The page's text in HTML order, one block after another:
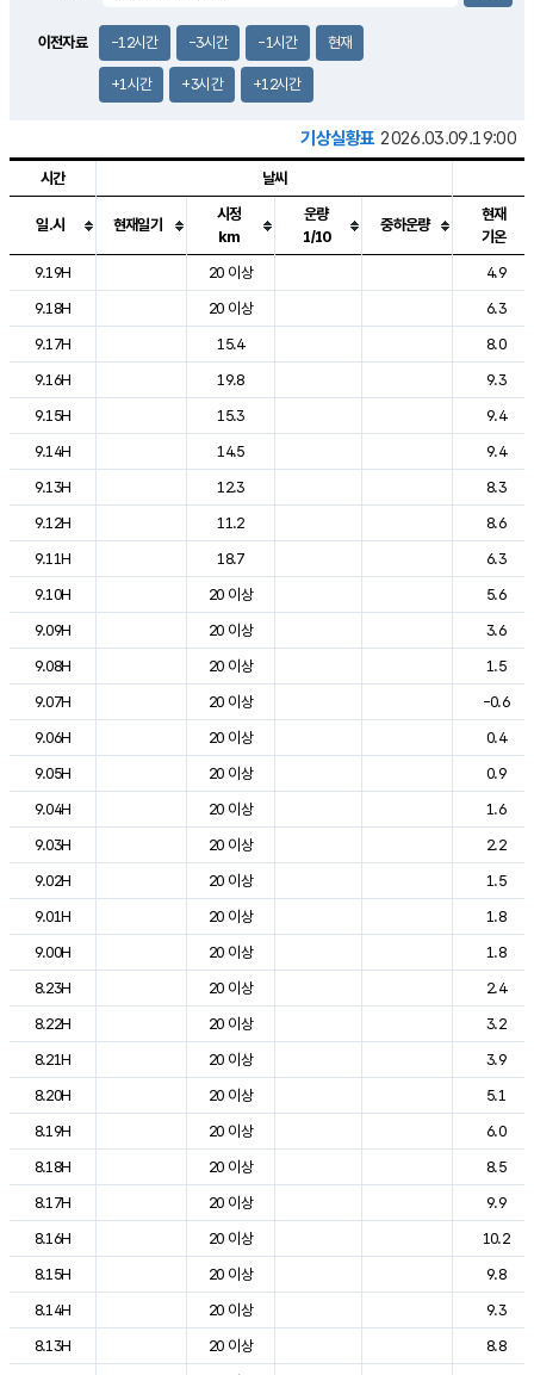
이전자료 -12시간 -3시간 -1시간 현재
+1시간 +3시간 +12시간
기상실황표 2026.03.09.19:00
도시별 기상실황표로 지점, 날씨, 기온, 강수, 바람, 기압등을 안내한 표입
시간 날씨
일.시 현재일기
시정
km
운량
1/10
중하운량
현재
기온
9.19H
20 이상
4.9
9.18H
20 이상
6.3
9.17H
15.4
8.0
9.16H
19.8
9.3
9.15H
15.3
9.4
9.14H
14.5
9.4
9.13H
12.3
8.3
9.12H
11.2
8.6
9.11H
18.7
6.3
9.10H
20 이상
5.6
9.09H
20 이상
3.6
9.08H
20 이상
1.5
9.07H
20 이상
-0.6
9.06H
20 이상
0.4
9.05H
20 이상
0.9
9.04H
20 이상
1.6
9.03H
20 이상
2.2
9.02H
20 이상
1.5
9.01H
20 이상
1.8
9.00H
20 이상
1.8
8.23H
20 이상
2.4
8.22H
20 이상
3.2
8.21H
20 이상
3.9
8.20H
20 이상
5.1
8.19H
20 이상
6.0
8.18H
20 이상
8.5
8.17H
20 이상
9.9
8.16H
20 이상
10.2
8.15H
20 이상
9.8
8.14H
20 이상
9.3
8.13H
20 이상
8.8